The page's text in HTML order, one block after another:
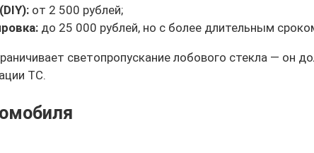
от 2 500 рублей;
до 25 000 рублей, но с более длительным
светопропускание лобового стекла — он
ТС.